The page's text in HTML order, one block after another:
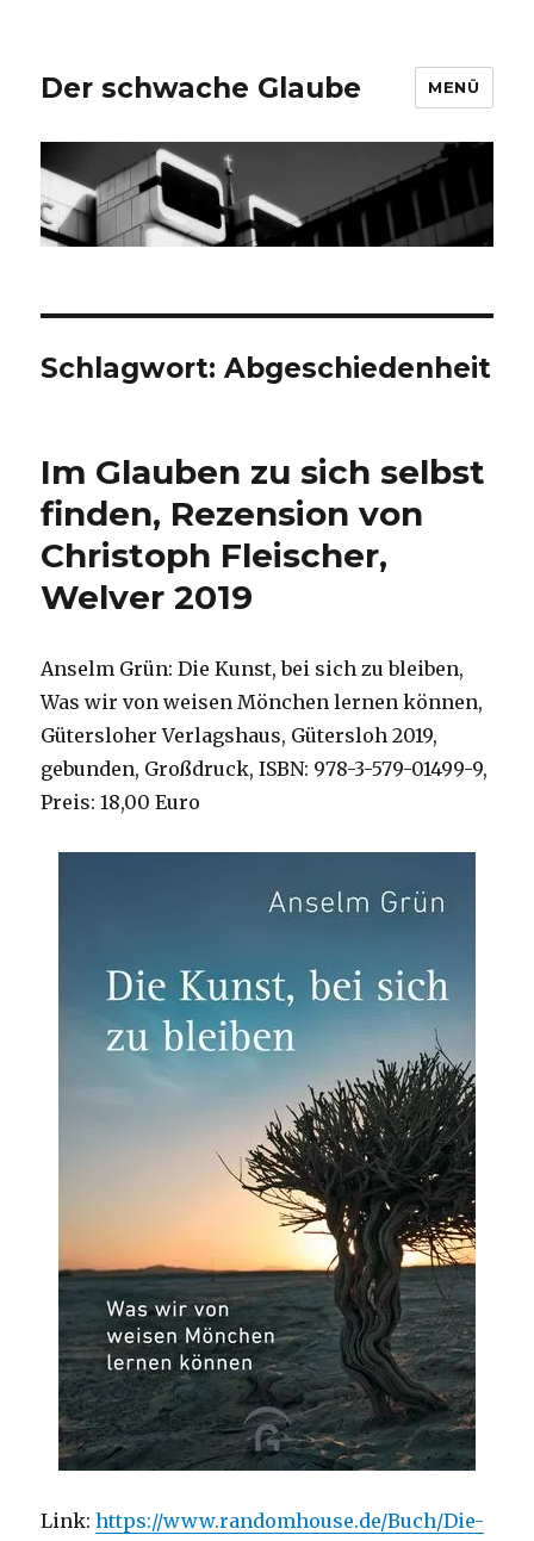
Der schwache Glaube MENÜ
Schlagwort:Abgeschiedenheit
Im Glauben zu sich selbst
finden, Rezension von
Christoph Fleischer,
Welver 2019
Anselm Grün: Die Kunst, bei sich zu bleiben,
Was wir von weisen Mönchen lernen können,
Gütersloher Verlagshaus, Gütersloh 2019,
gebunden, Großdruck, ISBN: 978-3-579-01499-9,
Preis: 18,00 Euro
Link:https://www.randomhouse.de/Buch/Die-